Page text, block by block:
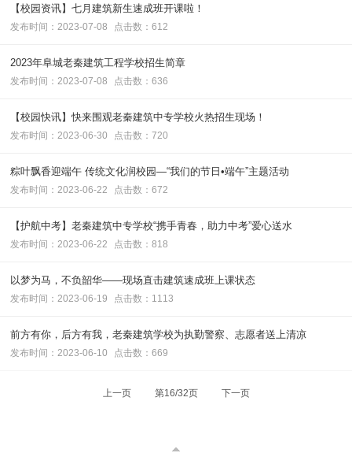
【校园资讯】七月建筑新生速成班开课啦！
发布时间：2023-07-08 点击数：612
2023年阜城老秦建筑工程学校招生简章
发布时间：2023-07-08 点击数：636
【校园快讯】快来围观老秦建筑中专学校火热招生现场！
发布时间：2023-06-30 点击数：720
粽叶飘香迎端午 传统文化润校园—“我们的节日•端午”主题活动
发布时间：2023-06-22 点击数：672
【护航中考】老秦建筑中专学校“携手青春，助力中考”爱心送水
发布时间：2023-06-22 点击数：818
以梦为马，不负韶华——现场直击建筑速成班上课状态
发布时间：2023-06-19 点击数：1113
前方有你，后方有我，老秦建筑学校为执勤警察、志愿者送上清凉
发布时间：2023-06-10 点击数：669
上一页 第16/32页 下一页